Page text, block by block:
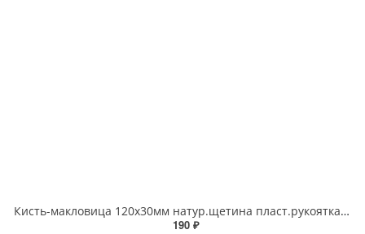
Кисть-макловица 120х30мм натур.щетина пласт.рукоятка БИБЕР
190 ₽